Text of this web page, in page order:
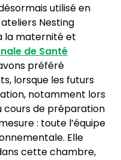
utilisé en
Nesting
la maternité et
de Santé
préféré
lorsque les futurs
notamment lors
cours de préparation
: toute l’équipe
Elle
cette chambre,